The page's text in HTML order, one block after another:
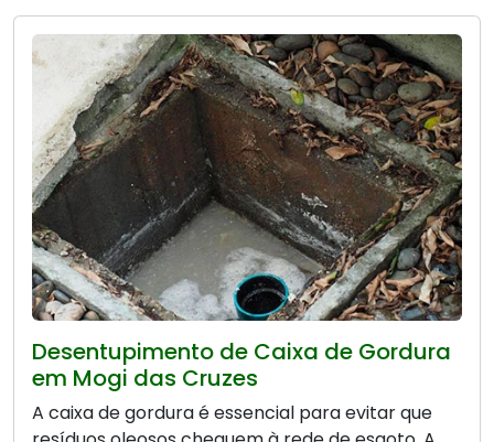
Desentupimento de Caixa de Gordura
em Mogi das Cruzes
A caixa de gordura é essencial para evitar que